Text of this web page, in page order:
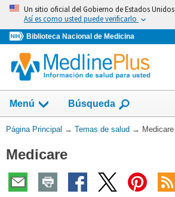
Omita
vaya
al
Contenido
Un sitio oficial del Gobierno de Estados Unidos
Así es como usted puede verificarlo
Biblioteca Nacional de Medicina
Menú
Mostrar
campo
de
Búsqueda
Usted
aquí:
Página Principal → Temas de salud → Medicare
Medicare